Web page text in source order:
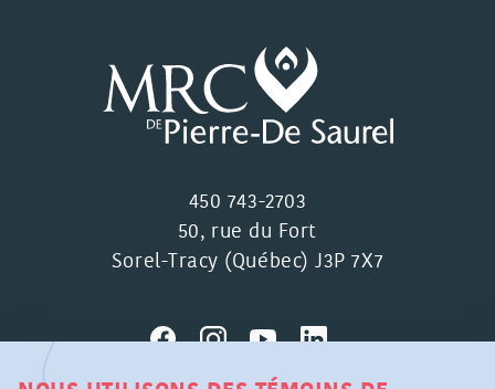
450 743-2703
50, rue du Fort
Sorel-Tracy (Québec) J3P 7X7